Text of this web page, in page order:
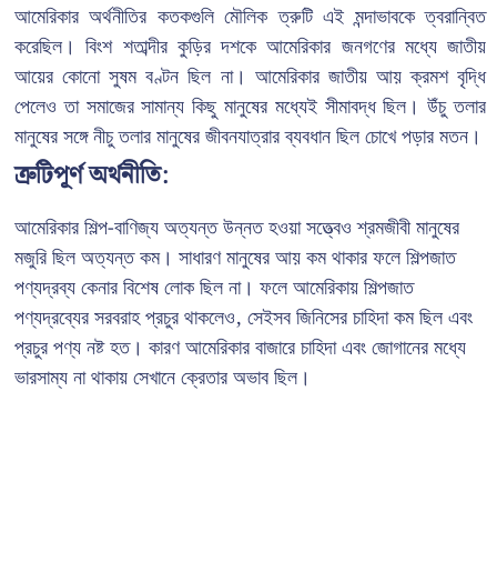
আমেরিকার অর্থনীতির কতকগুলি মৌলিক ত্রুটি এই মন্দাভাবকে ত্বরান্বিত
করেছিল। বিংশ শতাব্দীর কুড়ির দশকে আমেরিকার জনগণের মধ্যে জাতীয়
আয়ের কোনো সুষম বণ্টন ছিল না। আমেরিকার জাতীয় আয় ক্রমশ বৃদ্ধি
পেলেও তা সমাজের সামান্য কিছু মানুষের মধ্যেই সীমাবদ্ধ ছিল। উঁচু তলার
মানুষের সঙ্গে নীচু তলার মানুষের জীবনযাত্রার ব্যবধান ছিল চোখে পড়ার মতন।
ত্রুটিপূর্ণ অর্থনীতি:
আমেরিকার শিল্প-বাণিজ্য অত্যন্ত উন্নত হওয়া সত্ত্বেও শ্রমজীবী মানুষের
মজুরি ছিল অত্যন্ত কম। সাধারণ মানুষের আয় কম থাকার ফলে শিল্পজাত
পণ্যদ্রব্য কেনার বিশেষ লোক ছিল না। ফলে আমেরিকায় শিল্পজাত
পণ্যদ্রব্যের সরবরাহ প্রচুর থাকলেও, সেইসব জিনিসের চাহিদা কম ছিল এবং
প্রচুর পণ্য নষ্ট হত। কারণ আমেরিকার বাজারে চাহিদা এবং জোগানের মধ্যে
ভারসাম্য না থাকায় সেখানে ক্রেতার অভাব ছিল।